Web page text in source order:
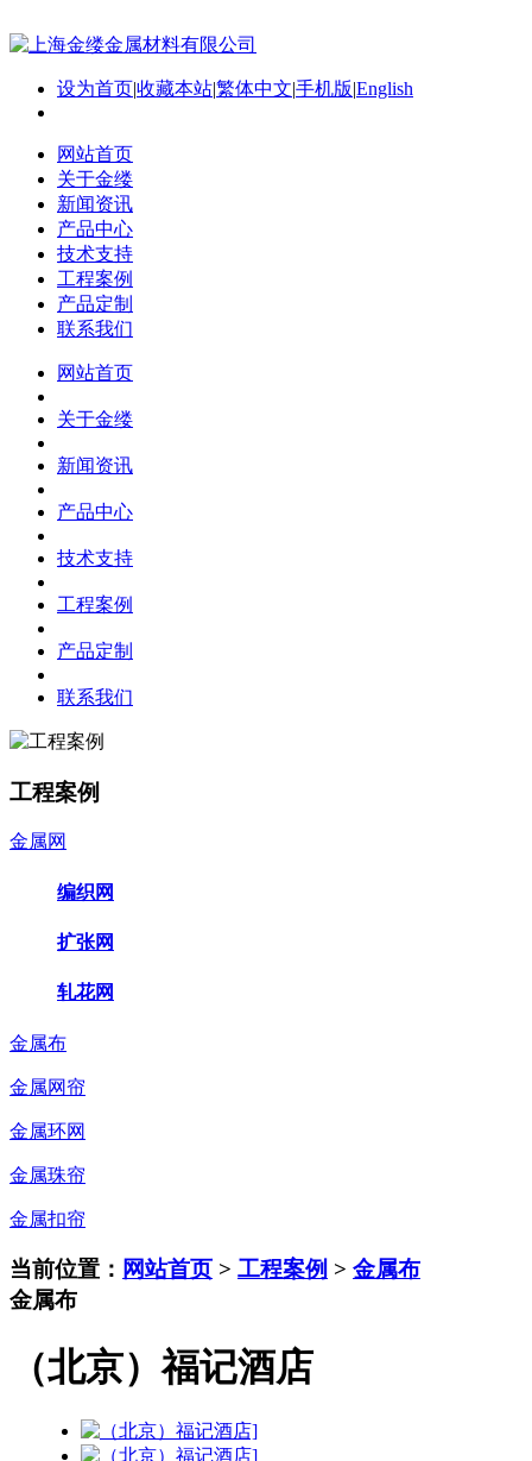
设为首页|收藏本站|繁体中文|手机版|English
网站首页
关于金缕
新闻资讯
产品中心
技术支持
工程案例
产品定制
联系我们
网站首页
关于金缕
新闻资讯
产品中心
技术支持
工程案例
产品定制
联系我们
工程案例
金属网
编织网
扩张网
轧花网
金属布
金属网帘
金属环网
金属珠帘
金属扣帘
当前位置： 网站首页 > 工程案例 > 金属布
金属布
（北京）福记酒店